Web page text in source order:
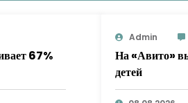
67%
Admin
На «Авито»
детей